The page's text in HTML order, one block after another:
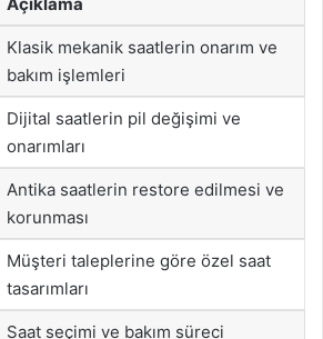
Klasik mekanik saatlerin onarım ve
bakım işlemleri
Dijital saatlerin pil değişimi ve
onarımları
Antika saatlerin restore edilmesi ve
korunması
Müşteri taleplerine göre özel saat
tasarımları
Saat seçimi ve bakım süreci